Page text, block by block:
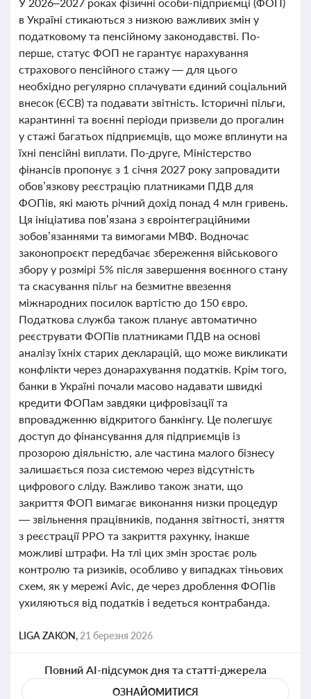
в Україні стикаються з низкою важливих змін у
податковому та пенсійному законодавстві. По-
перше, статус ФОП не гарантує нарахування
страхового пенсійного стажу — для цього
необхідно регулярно сплачувати єдиний соціальний
внесок (ЄСВ) та подавати звітність. Історичні пільги,
карантинні та воєнні періоди призвели до прогалин
у стажі багатьох підприємців, що може вплинути на
їхні пенсійні виплати. По-друге, Міністерство
фінансів пропонує з 1 січня 2027 року запровадити
обов’язкову реєстрацію платниками ПДВ для
ФОПів, які мають річний дохід понад 4 млн гривень.
Ця ініціатива пов’язана з євроінтеграційними
зобов’язаннями та вимогами МВФ. Водночас
законопроєкт передбачає збереження військового
збору у розмірі 5% після завершення воєнного стану
та скасування пільг на безмитне ввезення
міжнародних посилок вартістю до 150 євро.
Податкова служба також планує автоматично
реєструвати ФОПів платниками ПДВ на основі
аналізу їхніх старих декларацій, що може викликати
конфлікти через донарахування податків. Крім того,
банки в Україні почали масово надавати швидкі
кредити ФОПам завдяки цифровізації та
впровадженню відкритого банкінгу. Це полегшує
доступ до фінансування для підприємців із
прозорою діяльністю, але частина малого бізнесу
залишається поза системою через відсутність
цифрового сліду. Важливо також знати, що
закриття ФОП вимагає виконання низки процедур
— звільнення працівників, подання звітності, зняття
з реєстрації РРО та закриття рахунку, інакше
можливі штрафи. На тлі цих змін зростає роль
контролю та ризиків, особливо у випадках тіньових
схем, як у мережі Avic, де через дроблення ФОПів
ухиляються від податків і ведеться контрабанда.
LIGA ZAKON, 21 березня 2026
Повний AI-підсумок дня та статті-джерела
ОЗНАЙОМИТИСЯ